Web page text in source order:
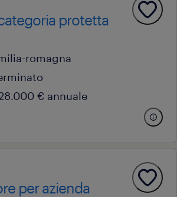
protetta
romagna
€ annuale
per azienda